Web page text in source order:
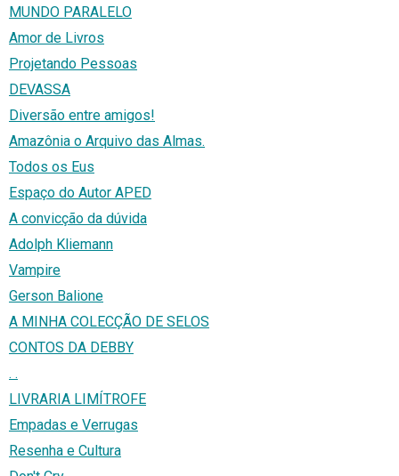
MUNDO PARALELO
Amor de Livros
Projetando Pessoas
DEVASSA
Diversão entre amigos!
Amazônia o Arquivo das Almas.
Todos os Eus
Espaço do Autor APED
A convicção da dúvida
Adolph Kliemann
Vampire
Gerson Balione
A MINHA COLECÇÃO DE SELOS
CONTOS DA DEBBY
. .
LIVRARIA LIMÍTROFE
Empadas e Verrugas
Resenha e Cultura